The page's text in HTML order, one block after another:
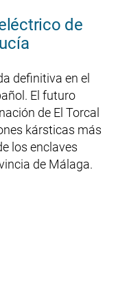
de
definitiva en el
El futuro
de El Torcal
kársticas más
los enclaves
de Málaga.